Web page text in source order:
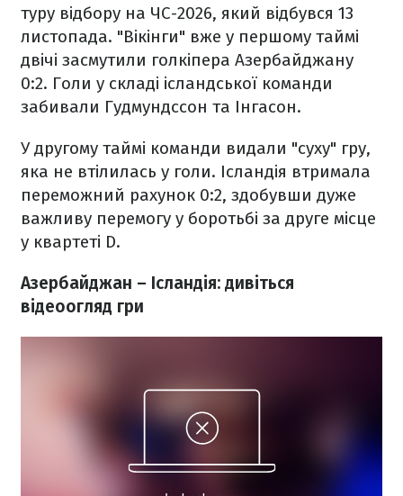
туру відбору на ЧС-2026, який відбувся 13
листопада. "Вікінги" вже у першому таймі
двічі засмутили голкіпера Азербайджану
0:2. Голи у складі ісландської команди
забивали Гудмундссон та Інгасон.
У другому таймі команди видали "суху" гру,
яка не втілилась у голи. Ісландія втримала
переможний рахунок 0:2, здобувши дуже
важливу перемогу у боротьбі за друге місце
у квартеті D.
Азербайджан – Ісландія: дивіться
відеоогляд гри